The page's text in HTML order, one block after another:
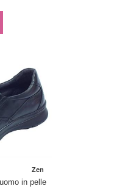
Zen
in pelle